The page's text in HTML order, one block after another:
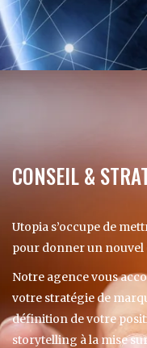
CONSEIL &
Utopia s’occupe de
pour donner un nouvel
Notre agence vous
votre stratégie de
définition de votre
storytelling à la mise